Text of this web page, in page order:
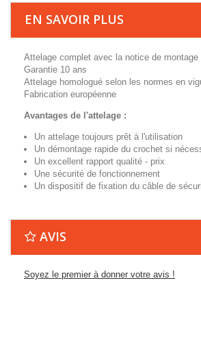
EN SAVOIR PLUS
Attelage complet avec la notice de montage
Garantie 10 ans
Attelage homologué selon les normes en
Fabrication européenne
Avantages de l'attelage :
Un attelage toujours prêt à l'utilisation
Un démontage rapide du crochet si
Un excellent rapport qualité - prix
Une sécurité de fonctionnement
Un dispositif de fixation du câble de
AVIS
Soyez le premier à donner votre avis !